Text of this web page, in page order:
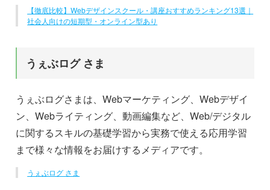
【徹底比較】Webデザインスクール・講座おすすめランキング13選｜
社会人向けの短期型・オンライン型あり
うぇぶログ さま
うぇぶログさまは、Webマーケティング、Webデザイ
ン、Webライティング、動画編集など、Web/デジタル
に関するスキルの基礎学習から実務で使える応用学習
まで様々な情報をお届けするメディアです。
うぇぶログ さま